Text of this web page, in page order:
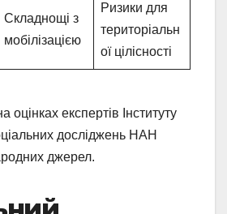
Складнощі з
мобілізацією
Ризики для
територіальн
ої цілісності
оцінках експертів Інституту
досліджень НАН
джерел.